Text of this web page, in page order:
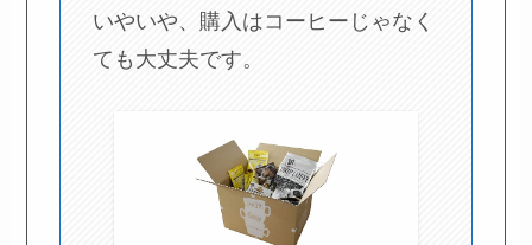
いやいや、購入はコーヒーじゃなく
ても大丈夫です。